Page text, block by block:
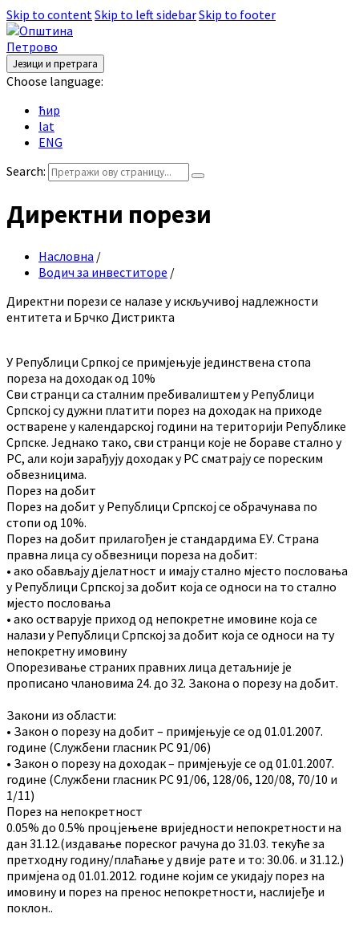
Skip to contentSkip to left sidebarSkip to footer
Језици и претрага
Choose language:
ћир
lat
ENG
Search:
Директни порези
Насловна /
Водич за инвеститоре /
Директни порези се налазе у искључивој надлежности
ентитета и Брчко Дистрикта
У Републици Српкој се примјењује јединствена стопа
пореза на доходак од 10%
Сви странци са сталним пребивалиштем у Републици
Српској су дужни платити порез на доходак на приходе
остварене у календарској години на територији Републике
Српске. Једнако тако, сви странци које не бораве стално у
РС, али који зарађују доходак у РС сматрају се пореским
обвезницима.
Порез на добит
Порез на добит у Републици Српској се обрачунава по
стопи од 10%.
Порез на добит прилагођен је стандардима ЕУ. Страна
правна лица су обвезници пореза на добит:
• ако обављају дјелатност и имају стално мјесто пословања
у Републици Српској за добит која се односи на то стално
мјесто пословања
• ако остварује приход од непокретне имовине која се
налази у Републици Српској за добит која се односи на ту
непокретну имовину
Опорезивање страних правних лица детаљније је
прописано члановима 24. до 32. Закона о порезу на добит.
Закони из области:
• Закон о порезу на добит – примјењује се од 01.01.2007.
године (Службени гласник РС 91/06)
• Закон о порезу на доходак – примјењује се од 01.01.2007.
године (Службени гласник РС 91/06, 128/06, 120/08, 70/10 и
1/11)
Порез на непокретност
0.05% до 0.5% процјењене вриједности непокретности на
дан 31.12.(издавање пореског рачуна до 31.03. текуће за
претходну годину/плаћање у двије рате и то: 30.06. и 31.12.)
примјена од 01.01.2012. године којим се укидају порез на
имовину и порез на пренос непокретности, наслијеђе и
поклон..